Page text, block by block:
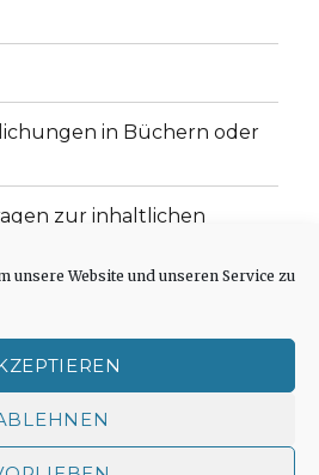
unsere Website und unseren Service zu
in Büchern oder
zur inhaltlichen